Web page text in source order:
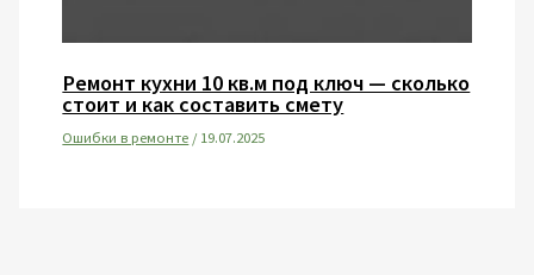
Ремонт кухни 10 кв.м под ключ — сколько
стоит и как составить смету
Ошибки в ремонте /19.07.2025